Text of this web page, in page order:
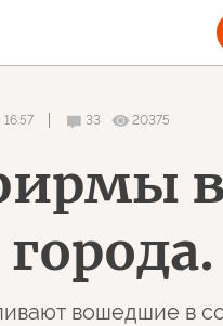
33 20375
вошедшие в